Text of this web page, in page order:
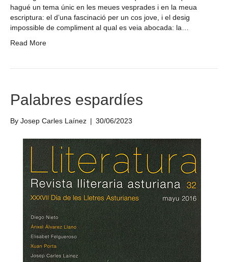
hagué un tema únic en les meues vesprades i en la meua
escriptura: el d’una fascinació per un cos jove, i el desig
impossible de compliment al qual es veia abocada: la…
Read More
Palabres espardíes
By Josep Carles Laínez | 30/06/2023